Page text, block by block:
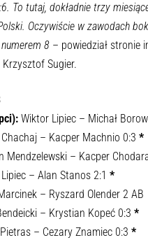
To tutaj, dokładnie trzy
Oczywiście w zawodach
8– powiedział stronie
Sugier.
Wiktor Lipiec – Michał
– Kacper Machnio 0:3 *
Mendzelewski – Kacper
– Alan Stanos 2:1 *
– Ryszard Olender 2 AB
– Krystian Kopeć 0:3 *
– Cezary Znamiec 0:3 *